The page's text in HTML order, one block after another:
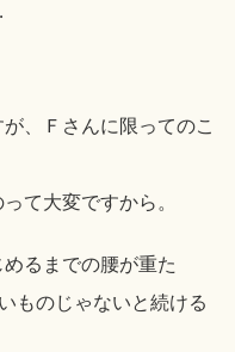
、Ｆさんに限ってのこ
て大変ですから。
るまでの腰が重た
ものじゃないと続ける